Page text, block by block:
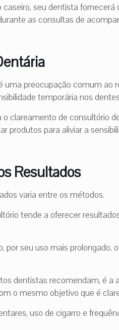
seu dentista
as consultas de
uma preocupação comum ao
temporária nos
clareamento de consultório
produtos para aliviar a
Resultados
varia entre os métodos.
tende a oferecer
por seu uso mais
dentistas recomendam, é a
o mesmo objetivo que é
uso de cigarro e